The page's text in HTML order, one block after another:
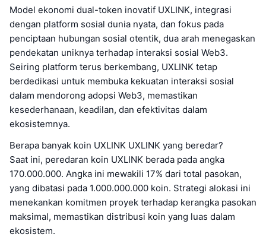
Model ekonomi dual-token inovatif UXLINK, integrasi
dengan platform sosial dunia nyata, dan fokus pada
penciptaan hubungan sosial otentik, dua arah menegaskan
pendekatan uniknya terhadap interaksi sosial Web3.
Seiring platform terus berkembang, UXLINK tetap
berdedikasi untuk membuka kekuatan interaksi sosial
dalam mendorong adopsi Web3, memastikan
kesederhanaan, keadilan, dan efektivitas dalam
ekosistemnya.
Berapa banyak koin UXLINK UXLINK yang beredar?
Saat ini, peredaran koin UXLINK berada pada angka
170.000.000. Angka ini mewakili 17% dari total pasokan,
yang dibatasi pada 1.000.000.000 koin. Strategi alokasi ini
menekankan komitmen proyek terhadap kerangka pasokan
maksimal, memastikan distribusi koin yang luas dalam
ekosistem.